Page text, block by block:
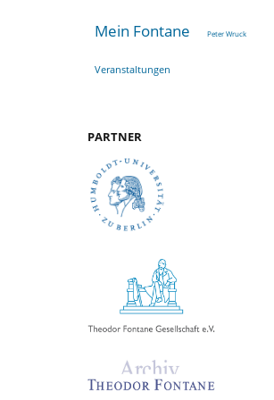
Mein Fontane Peter Wruck
Veranstaltungen
PARTNER